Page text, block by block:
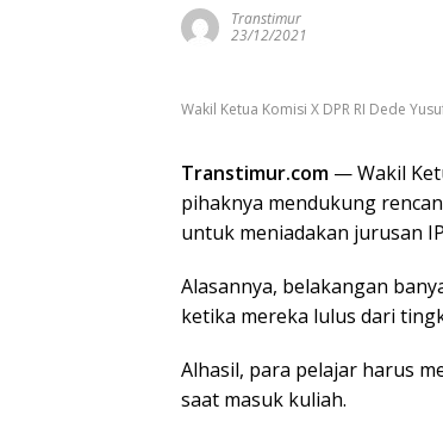
Transtimur
23/12/2021
Wakil Ketua Komisi X DPR RI Dede
Transtimur.com — Wakil
pihaknya mendukung
untuk meniadakan jurusan
Alasannya, belakangan
ketika mereka lulus dari
Alhasil, para pelajar harus
saat masuk kuliah.